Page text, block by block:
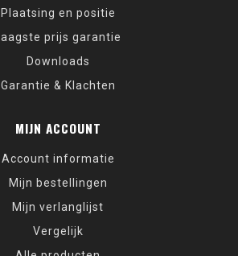
Plaatsing en positie
Laagste prijs garantie
Downloads
Garantie & Klachten
MIJN ACCOUNT
Account informatie
Mijn bestellingen
Mijn verlanglijst
Vergelijk